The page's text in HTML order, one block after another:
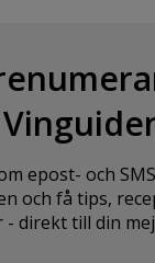
epost- och
och få tips,
- direkt till din